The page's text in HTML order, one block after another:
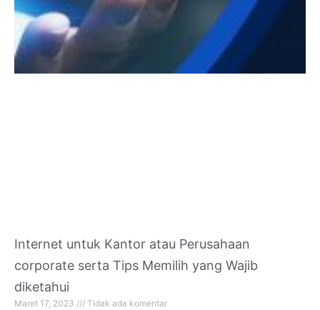
Internet untuk Kantor atau Perusahaan
corporate serta Tips Memilih yang Wajib
diketahui
Maret 17, 2023 Tidak ada komentar